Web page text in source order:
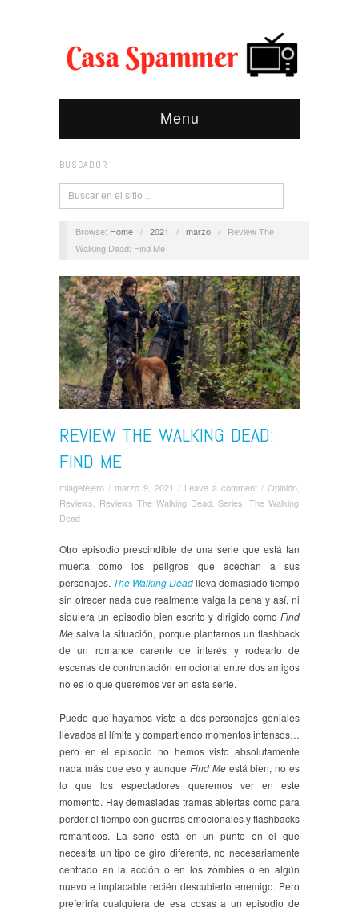
Menu
BUSCADOR
Browse: Home / 2021 / marzo /
Review The
Walking Dead: Find Me
REVIEW THE WALKING DEAD:
FIND ME
mlagetejero / marzo 9, 2021 / Leave a comment / Opinión
Reviews
Reviews The Walking Dead Series The Walking
Dead
Otro episodio prescindible de una serie que está tan
muerta como los peligros que acechan a sus
personajes. The Walking Deadlleva demasiado tiempo
sin ofrecer nada que realmente valga la pena y así, ni
siquiera un episodio bien escrito y dirigido como Find
Me salva la situación, porque plantarnos un flashback
de un romance carente de interés y rodearlo de
escenas de confrontación emocional entre dos amigos
no es lo que queremos ver en esta serie.
Puede que hayamos visto a dos personajes geniales
llevados al límite y compartiendo momentos intensos…
pero en el episodio no hemos visto absolutamente
nada más que eso y aunque Find Meestá bien, no es
lo que los espectadores queremos ver en este
momento. Hay demasiadas tramas abiertas como para
perder el tiempo con guerras emocionales y flashbacks
románticos. La serie está en un punto en el que
necesita un tipo de giro diferente, no necesariamente
centrado en la acción o en los zombies o en algún
nuevo e implacable recién descubierto enemigo. Pero
preferiría cualquiera de esa cosas a un episodio de